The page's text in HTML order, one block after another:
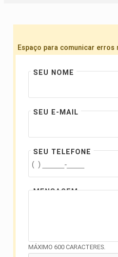
Espaço para comunicar erros
SEU NOME
SEU E-MAIL
SEU TELEFONE
MENSAGEM
MÁXIMO 600 CARACTERES.